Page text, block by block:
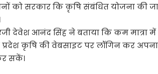
को सरकार कि क़ृषि संबंधित योजना
देवेश आनंद सिंह ने बताया कि कम मात्रा
प्रदेश कृषि की वेबसाइट पर लॉगिन कर
सकें।